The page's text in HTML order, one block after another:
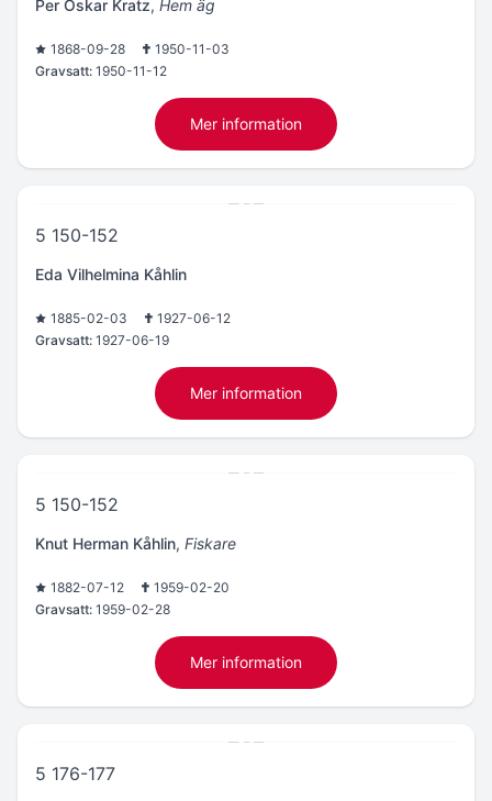
Per Oskar Kratz, Hem äg
1868-09-28
1950-11-03
Gravsatt: 1950-11-12
Mer information
5 150-152
Eda Vilhelmina Kåhlin
1885-02-03
1927-06-12
Gravsatt: 1927-06-19
Mer information
5 150-152
Knut Herman Kåhlin, Fiskare
1882-07-12
1959-02-20
Gravsatt: 1959-02-28
Mer information
5 176-177